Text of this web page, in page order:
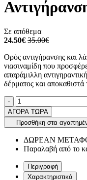
Σε απόθεμα
24.50€ 35.00€
Ορός αντιγήρανσης και
νιασιναμίδη που
απαράμιλλη
δέρματος και
Ποσότητα
-product.increase.quantity
ΑΓΟΡΑ ΤΩΡΑ
Προσθήκη στα
ΔΩΡΕΑΝ
Παραλαβή από το
Περιγραφή
Χαρακτηριστικά